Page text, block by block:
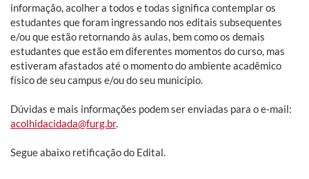
informação, acolher a todos e todas significa contemplar os
estudantes que foram ingressando nos editais subsequentes
e/ou que estão retornando às aulas, bem como os demais
estudantes que estão em diferentes momentos do curso, mas
estiveram afastados até o momento do ambiente acadêmico
físico de seu campus e/ou do seu município.
Dúvidas e mais informações podem ser enviadas para o e-mail:
acolhidacidada@furg.br.
Segue abaixo retificação do Edital.